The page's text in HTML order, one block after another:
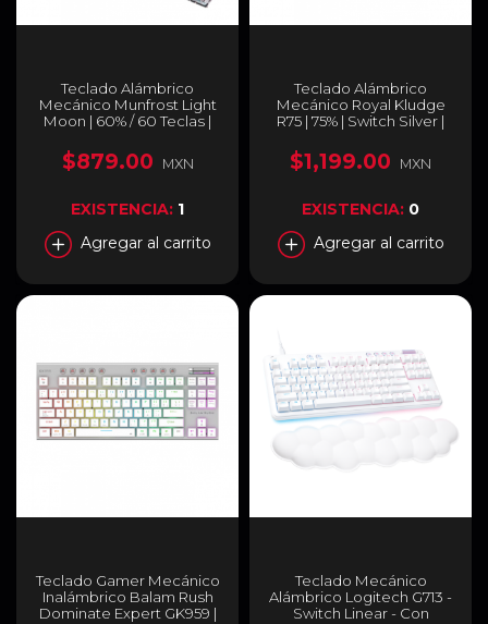
Teclado Alámbrico
Mecánico Munfrost Light
Moon | 60% / 60 Teclas |
ARGB | Español | Color
Blanco | MFKLMR1W
$879.00 MXN
EXISTENCIA: 1
Agregar al carrito
Teclado Alámbrico
Mecánico Royal Kludge
R75 | 75% | Switch Silver |
Sky Cyan (Verde Crema) |
Español | RKR75SK
$1,199.00 MXN
EXISTENCIA: 0
Agregar al carrito
Teclado Gamer Mecánico
Inalámbrico Balam Rush
Dominate Expert GK959 |
Teclado Mecánico
Alámbrico Logitech G713 -
Switch Linear - Con